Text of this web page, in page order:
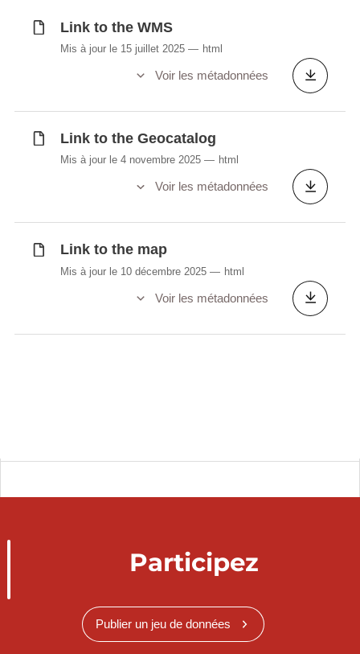
Link to the WMS
Mis à jour le 15 juillet 2025 html
Voir les métadonnées
Link to the Geocatalog
Mis à jour le 4 novembre 2025 html
Voir les métadonnées
Link to the map
Mis à jour le 10 décembre 2025 html
Voir les métadonnées
Participez
Publier un jeu de données